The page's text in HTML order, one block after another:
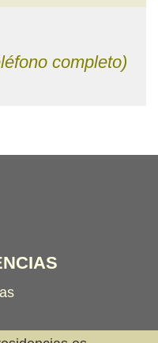
completo)